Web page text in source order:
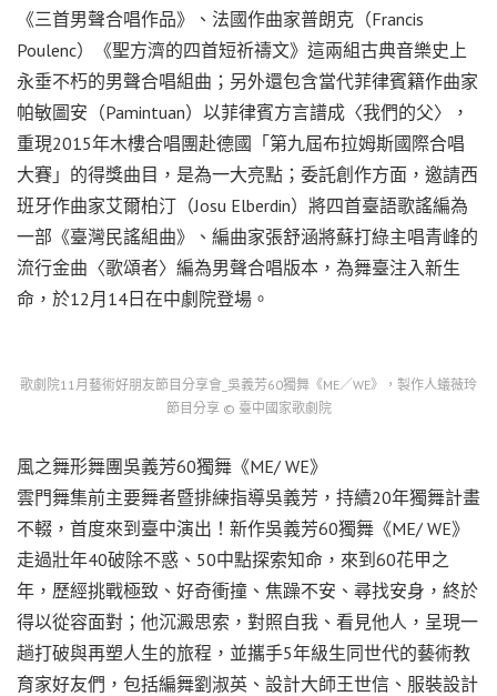
《三首男聲合唱作品》、法國作曲家普朗克（Francis
Poulenc）《聖方濟的四首短祈禱文》這兩組古典音樂史上
永垂不朽的男聲合唱組曲；另外還包含當代菲律賓籍作曲家
帕敏圖安（Pamintuan）以菲律賓方言譜成〈我們的父〉，
重現2015年木樓合唱團赴德國「第九屆布拉姆斯國際合唱
大賽」的得獎曲目，是為一大亮點；委託創作方面，邀請西
班牙作曲家艾爾柏汀（Josu Elberdin）將四首臺語歌謠編為
一部《臺灣民謠組曲》、編曲家張舒涵將蘇打綠主唱青峰的
流行金曲〈歌頌者〉編為男聲合唱版本，為舞臺注入新生
命，於12月14日在中劇院登場。
歌劇院11月藝術好朋友節目分享會_吳義芳60獨舞《ME／WE》，製作人蟻薇玲
節目分享 © 臺中國家歌劇院
風之舞形舞團吳義芳60獨舞《ME/ WE》
雲門舞集前主要舞者暨排練指導吳義芳，持續20年獨舞計畫
不輟，首度來到臺中演出！新作吳義芳60獨舞《ME/ WE》
走過壯年40破除不惑、50中點探索知命，來到60花甲之
年，歷經挑戰極致、好奇衝撞、焦躁不安、尋找安身，終於
得以從容面對；他沉澱思索，對照自我、看見他人，呈現一
趟打破與再塑人生的旅程，並攜手5年級生同世代的藝術教
育家好友們，包括編舞劉淑英、設計大師王世信、服裝設計